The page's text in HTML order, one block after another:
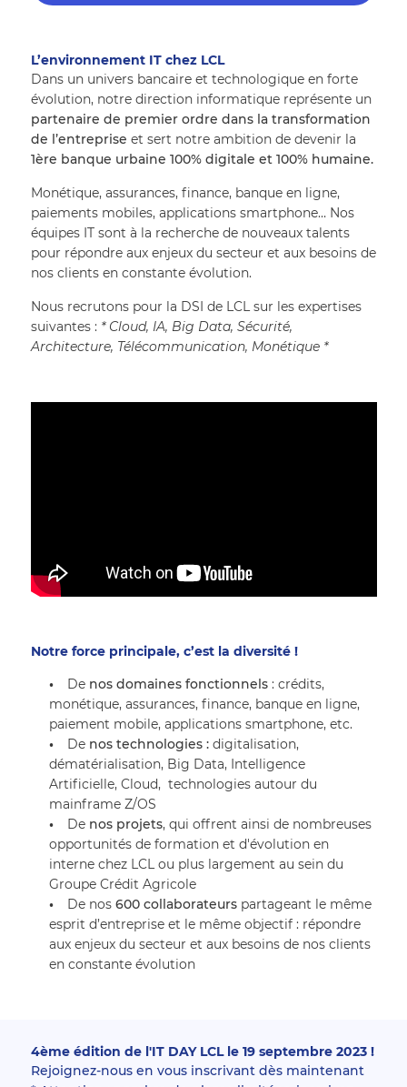
L’environnement IT chez LCL
Dans un univers bancaire et technologique en forte
évolution, notre direction informatique représente un
partenaire de premier ordre dans la transformation
de l’entreprise
1ère banque urbaine 100% digitale et 100% humaine.
Monétique, assurances, finance, banque en ligne,
paiements mobiles, applications smartphone… Nos
équipes IT sont à la recherche de nouveaux talents
pour répondre aux enjeux du secteur et aux besoins de
nos clients en constante évolution.
Nous recrutons pour la DSI de LCL sur les expertises
suivantes : * Cloud, IA, Big Data, Sécurité,
Architecture, Télécommunication, Monétique *
Notre force principale, c’est la diversité !
De nos domaines fonctionnels : crédits,
monétique, assurances, finance, banque en ligne,
paiement mobile, applications smartphone, etc.
De nos technologies : digitalisation,
dématérialisation, Big Data, Intelligence
Artificielle, Cloud,  technologies autour du
mainframe Z/OS
De nos projets, qui offrent ainsi de nombreuses
opportunités de formation et d'évolution en
interne chez LCL ou plus largement au sein du
Groupe Crédit Agricole
De nos 600 collaborateurs partageant le même
esprit d’entreprise et le même objectif : répondre
aux enjeux du secteur et aux besoins de nos clients
en constante évolution
4ème édition de l'IT DAY LCL le 19 septembre 2023 !
Rejoignez-nous en vous inscrivant dès maintenant